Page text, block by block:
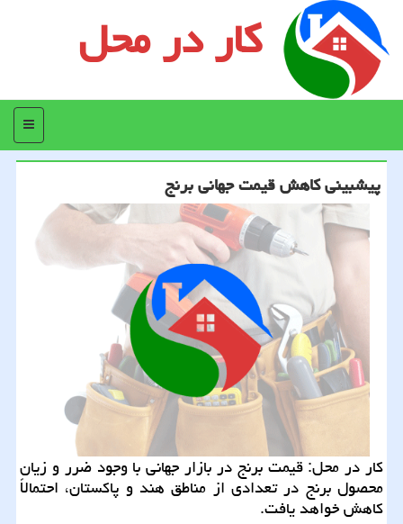
کار در محل
منو
پیشبینی کاهش قیمت جهانی برنج
کار در محل: قیمت برنج در بازار جهانی با وجود ضرر و زیان
محصول برنج در تعدادی از مناطق هند و پاکستان، احتمالاً
کاهش خواهد یافت.